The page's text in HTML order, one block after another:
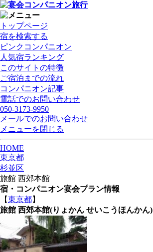
トップページ
宿を検索する
ピンクコンパニオン
人気宿ランキング
このサイトの特徴
ご宿泊までの流れ
コンパニオン記事
電話でのお問い合わせ
050-3173-9950
メールでのお問い合わせ
メニューを閉じる
HOME
東京都
杉並区
旅館 西郊本館
宿・コンパニオン宴会プラン情報
【東京都】
旅館 西郊本館(りょかん せいこうほんかん)